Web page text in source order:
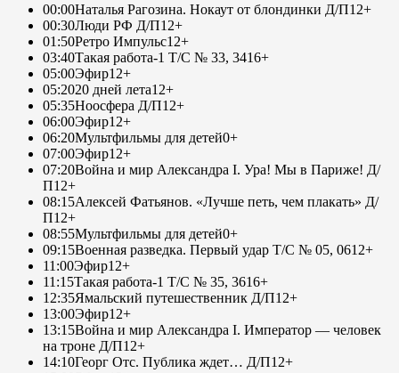
00:00Наталья Рагозина. Нокаут от блондинки Д/П12+
00:30Люди РФ Д/П12+
01:50Ретро Импульс12+
03:40Такая работа-1 Т/С № 33, 3416+
05:00Эфир12+
05:2020 дней лета12+
05:35Ноосфера Д/П12+
06:00Эфир12+
06:20Мультфильмы для детей0+
07:00Эфир12+
07:20Война и мир Александра I. Ура! Мы в Париже! Д/
П12+
08:15Алексей Фатьянов. «Лучше петь, чем плакать» Д/
П12+
08:55Мультфильмы для детей0+
09:15Военная разведка. Первый удар Т/С № 05, 0612+
11:00Эфир12+
11:15Такая работа-1 Т/С № 35, 3616+
12:35Ямальский путешественник Д/П12+
13:00Эфир12+
13:15Война и мир Александра I. Император — человек
на троне Д/П12+
14:10Георг Отс. Публика ждет… Д/П12+